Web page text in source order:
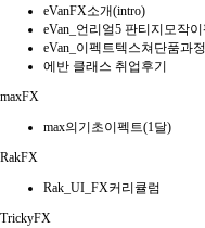
eVanFX소개(intro)
eVan_언리얼5 판티지모작
eVan_이펙트텍스쳐단품과정
에반 클래스 취업후기
maxFX
max의기초이펙트(1달)
RakFX
Rak_UI_FX커리큘럼
TrickyFX